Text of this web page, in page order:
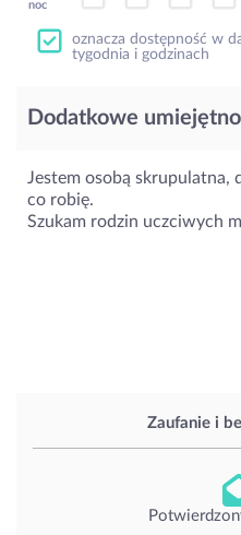
Zaufanie i
noc
oznacza dostępność w
tygodnia i godzinach
Dodatkowe
Jestem osobą skrupulatna,
co robię.
Szukam rodzin uczciwych